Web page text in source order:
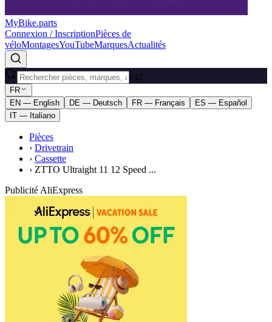
MyBike.parts
Connexion / InscriptionPièces de
véloMontagesYouTubeMarquesActualités
ESC
FR
EN — English
DE — Deutsch FR — Français
ES — Español
IT — Italiano
Pièces
› Drivetrain
› Cassette
› ZTTO Ultraight 11 12 Speed ...
Publicité AliExpress